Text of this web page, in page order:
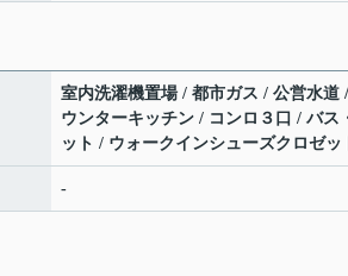
室内洗濯機置場 / 都市ガス / 公営水
ウンターキッチン / コンロ３口 / バ
ット / ウォークインシューズクロゼッ
-